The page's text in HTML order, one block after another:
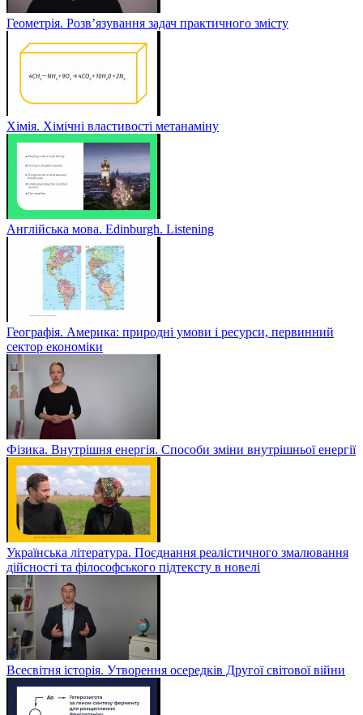
Геометрія. Розв’язування задач практичного змісту
Хімія. Хімічні властивості метанаміну
Англійська мова. Edinburgh. Listening
Географія. Америка: природні умови і ресурси, первинний
сектор економіки
Фізика. Внутрішня енергія. Способи зміни внутрішньої енергії
Українська література. Поєднання реалістичного змалювання
дійсності та філософського підтексту в новелі
Всесвітня історія. Утворення осередків Другої світової війни